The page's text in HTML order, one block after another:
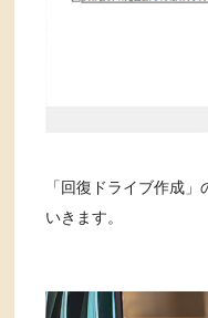
「回復ドライブ作成
いきます。